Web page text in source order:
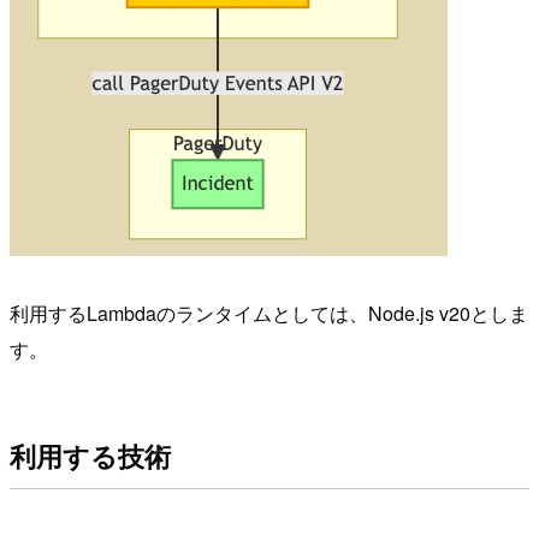
利用するLambdaのランタイムとしては、Node.js v20としま
す。
利用する技術